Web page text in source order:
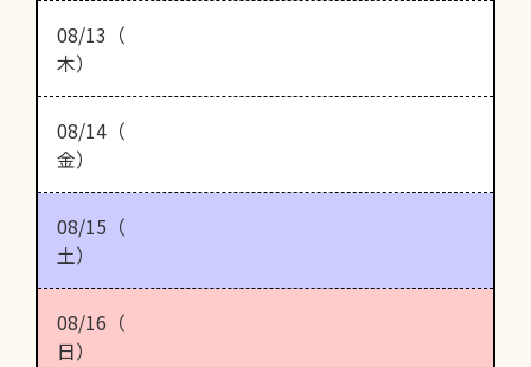
08/13（
木）
08/14（
金）
08/15（
土）
08/16（
日）